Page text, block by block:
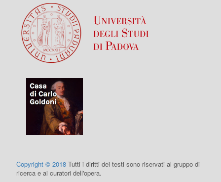
Copyright © 2018 Tutti i diritti dei testi sono riservati al gruppo di
ricerca e ai curatori dell'opera.